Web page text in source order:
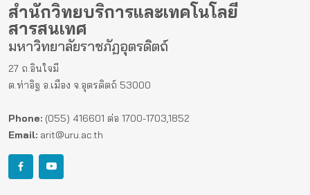
สำนักวิทยบริการและเทคโนโลยี
สารสนเทศ
มหาวิทยาลัยราชภัฏอุตรดิตถ์
27 ถ.อินใจมี
ต.ท่าอิฐ อ.เมือง จ.อุตรดิตถ์ 53000
Phone: (055) 416601 ต่อ 1700-1703,1852
Email: arit@uru.ac.th